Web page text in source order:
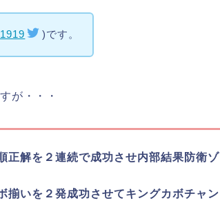
)です。
が・・・
正解を２連続で成功させ内部結果防衛ゾ
揃いを２発成功させてキングカボチャン